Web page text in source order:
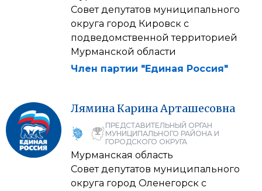
Совет депутатов муниципального
округа город Кировск с
подведомственной территорией
Мурманской области
Член партии "Единая Россия"
Лямина КаринаАрташесовна
ПРЕДСТАВИТЕЛЬНЫЙ ОРГАН
МУНИЦИПАЛЬНОГО РАЙОНА И
ГОРОДСКОГО ОКРУГА
Мурманская область
Совет депутатов муниципального
округа город Оленегорск с